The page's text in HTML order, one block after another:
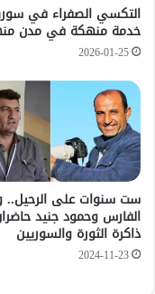
التكسي الصفراء في
خدمة منهكة في مدن
2026-01-25
ست سنوات على الرحيل..
الفارس وحمود جنيد
ذاكرة الثورة والسوريين
2024-11-23